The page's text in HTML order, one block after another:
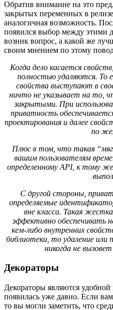
Обратив внимание на это
закрытых переменных в
аналогичная возможность.
появился выбор между этими
возник вопрос, а какой же
своим мнением по этому
Когда дело касается
полностью удаляются. То
свойства выступают в
ничто не указывает на то,
закрытыми. При
приватность
проектирования и далее
по
Плюс в том, что такая
вашим пользователям
определенному API, к тому
С другой стороны,
определяемые
вне класса. Такая
эффективно обеспечивать
кем-либо внутренних
библиотеки, то удаление или
никогда не
Декораторы
Декораторы являются
появилась уже давно. Если
то вы могли заметить, что